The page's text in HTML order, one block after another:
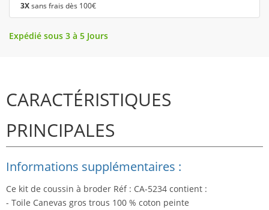
3Xsans frais dès 100€
Expédié sous 3 à 5 Jours
CARACTÉRISTIQUES
PRINCIPALES
Informations supplémentaires :
Ce kit de coussin à broder Réf : CA-5234 contient :
- Toile Canevas gros trous 100 % coton peinte